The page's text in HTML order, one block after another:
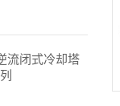
流闭式冷却塔